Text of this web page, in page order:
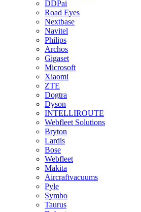
DDPai
Road Eyes
Nextbase
Navitel
Philips
Archos
Gigaset
Microsoft
Xiaomi
ZTE
Dogtra
Dyson
INTELLIROUTE
Webfleet Solutions
Bryton
Lardis
Bose
Webfleet
Makita
Aircraftvacuums
Pyle
Symbo
Taurus